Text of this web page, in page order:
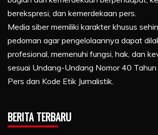
berekspresi, dan kemerdekaan pers.
Media siber memiliki karakter khusus
pedoman agar pengelolaannya dapat
profesional, memenuhi fungsi, hak, dan
sesuai Undang-Undang Nomor 40
Pers dan Kode Etik Jurnalistik.
BERITA TERBARU